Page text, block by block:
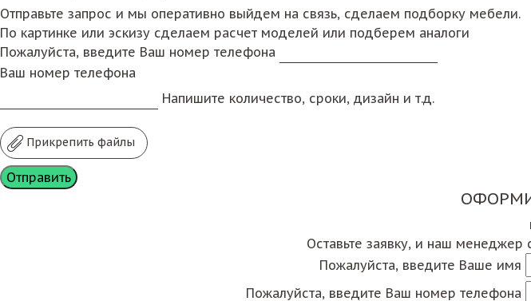
Отправьте запрос и мы оперативно выйдем на связь, сделаем подборку мебели.
По картинке или эскизу сделаем расчет моделей или подберем аналоги
Пожалуйста, введите Ваш номер телефона
Ваш номер телефона
Напишите количество, сроки, дизайн и т.д.
Прикрепить файлы
Оставьте заявку, и наш
Пожалуйста, введите Ваше имя
Пожалуйста, введите Ваш номер телефона